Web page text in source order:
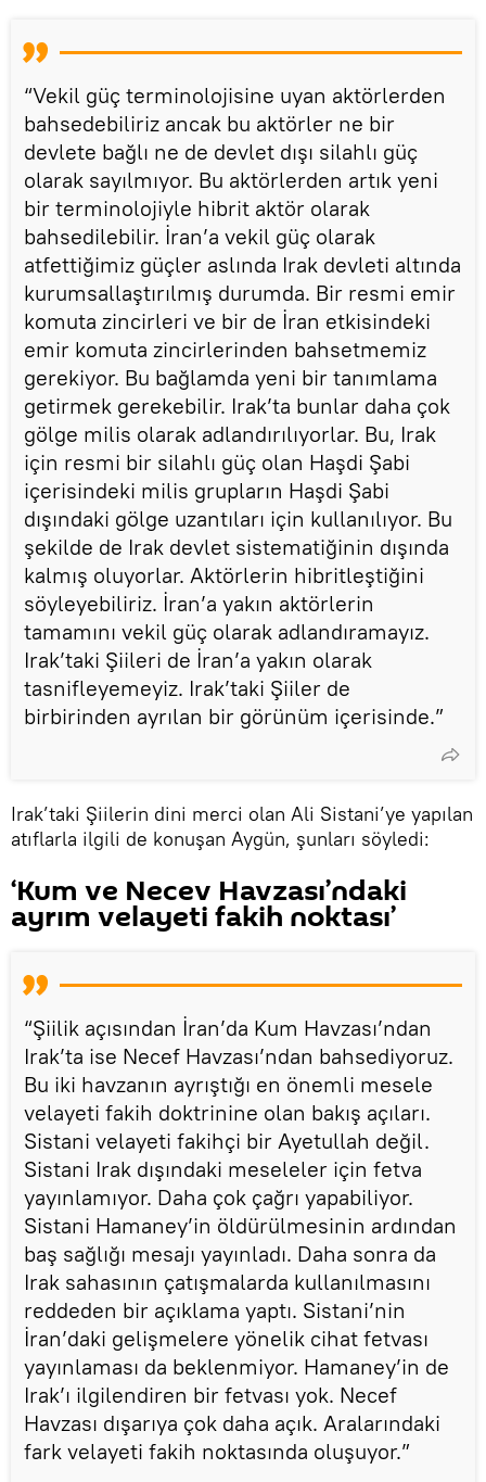
“Vekil güç terminolojisine uyan aktörlerden
bahsedebiliriz ancak bu aktörler ne bir
devlete bağlı ne de devlet dışı silahlı güç
olarak sayılmıyor. Bu aktörlerden artık yeni
bir terminolojiyle hibrit aktör olarak
bahsedilebilir. İran’a vekil güç olarak
atfettiğimiz güçler aslında Irak devleti altında
kurumsallaştırılmış durumda. Bir resmi emir
komuta zincirleri ve bir de İran etkisindeki
emir komuta zincirlerinden bahsetmemiz
gerekiyor. Bu bağlamda yeni bir tanımlama
getirmek gerekebilir. Irak’ta bunlar daha çok
gölge milis olarak adlandırılıyorlar. Bu, Irak
için resmi bir silahlı güç olan Haşdi Şabi
içerisindeki milis grupların Haşdi Şabi
dışındaki gölge uzantıları için kullanılıyor. Bu
şekilde de Irak devlet sistematiğinin dışında
kalmış oluyorlar. Aktörlerin hibritleştiğini
söyleyebiliriz. İran’a yakın aktörlerin
tamamını vekil güç olarak adlandıramayız.
Irak’taki Şiileri de İran’a yakın olarak
tasnifleyemeyiz. Irak’taki Şiiler de
birbirinden ayrılan bir görünüm içerisinde.”
Irak’taki Şiilerin dini merci olan Ali Sistani’ye yapılan
atıflarla ilgili de konuşan Aygün, şunları söyledi:
‘Kum ve Necev Havzası’ndaki
ayrım velayeti fakih noktası’
“Şiilik açısından İran’da Kum Havzası’ndan
Irak’ta ise Necef Havzası’ndan bahsediyoruz.
Bu iki havzanın ayrıştığı en önemli mesele
velayeti fakih doktrinine olan bakış açıları.
Sistani velayeti fakihçi bir Ayetullah değil.
Sistani Irak dışındaki meseleler için fetva
yayınlamıyor. Daha çok çağrı yapabiliyor.
Sistani Hamaney’in öldürülmesinin ardından
baş sağlığı mesajı yayınladı. Daha sonra da
Irak sahasının çatışmalarda kullanılmasını
reddeden bir açıklama yaptı. Sistani’nin
İran’daki gelişmelere yönelik cihat fetvası
yayınlaması da beklenmiyor. Hamaney’in de
Irak’ı ilgilendiren bir fetvası yok. Necef
Havzası dışarıya çok daha açık. Aralarındaki
fark velayeti fakih noktasında oluşuyor.”